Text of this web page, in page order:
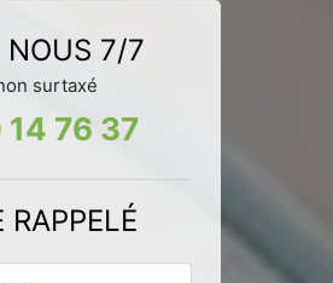
NOUS 7/7
surtaxé
76 37
RAPPELÉ